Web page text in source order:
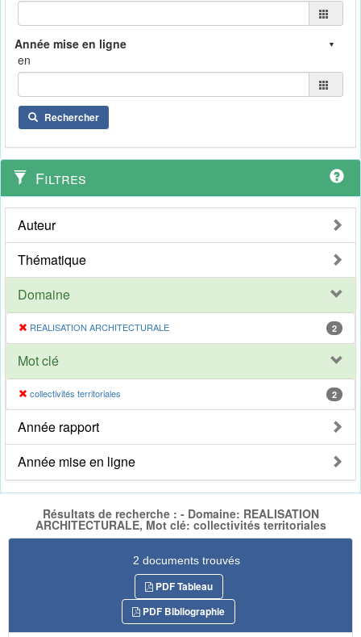
en
Rechercher
Filtres
Auteur
Thématique
Domaine
REALISATION ARCHITECTURALE 2
Mot clé
collectivités territoriales 2
Année rapport
Année mise en ligne
Résultats de recherche : - Domaine: REALISATION
ARCHITECTURALE, Mot clé: collectivités territoriales
2 documents trouvés
PDF Tableau
PDF Bibliographie